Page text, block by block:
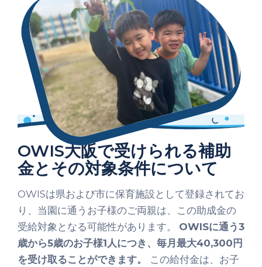
OWIS大阪で受けられる補助
金とその対象条件について
OWISは県および市に保育施設として登録されてお
り、当園に通うお子様のご両親は、この助成金の
受給対象となる可能性があります。 OWISに通う3
歳から5歳のお子様1人につき、毎月最大40,300円
を受け取ることができます。 この給付金は、お子